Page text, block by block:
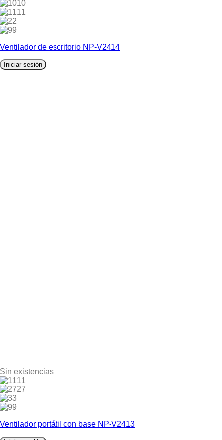
10
11
2
9
Ventilador de escritorio NP-V2414
Iniciar sesión
Sin existencias
11
27
3
9
Ventilador portátil con base NP-V2413